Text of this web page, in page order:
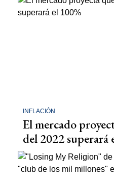
INFLACIÓN
El mercado
del 2022 superará